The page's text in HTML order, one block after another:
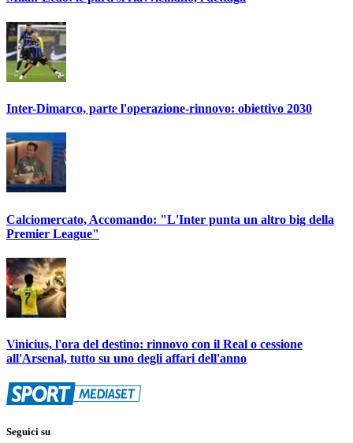
Inter-Dimarco, parte l'operazione-rinnovo: obiettivo 2030
Calciomercato, Accomando: "L'Inter punta un altro big della
Premier League"
Vinicius, l'ora del destino: rinnovo con il Real o cessione
all'Arsenal, tutto su uno degli affari dell'anno
Seguici su